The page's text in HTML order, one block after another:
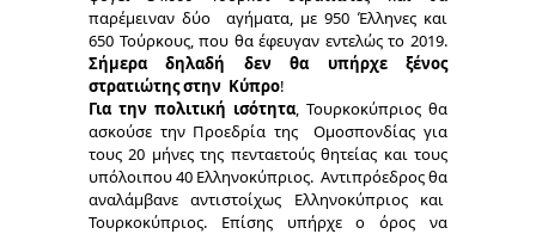
παρέμειναν δύο αγήματα, με 950 Έλληνες και
650 Τούρκους, που θα έφευγαν εντελώς το 2019.
Σήμερα δηλαδή δεν θα υπήρχε ξένος
στρατιώτης στην Κύπρο!
Για την πολιτική ισότητα, Τουρκοκύπριος θα
ασκούσε την Προεδρία της Ομοσπονδίας για
τους 20 μήνες της πενταετούς θητείας και τους
υπόλοιπου 40 Ελληνοκύπριος. Αντιπρόεδρος θα
αναλάμβανε αντιστοίχως Ελληνοκύπριος και
Τουρκοκύπριος. Επίσης υπήρχε ο όρος να